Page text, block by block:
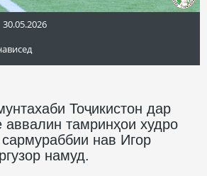
Тоҷикистон дар
тамринҳои худро
нав Игор
намуд.